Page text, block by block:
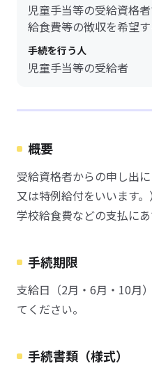
児童手当等の受給資格
給食費等の徴収を希望
手続を行う人
児童手当等の受給者
概要
受給資格者からの申し出
又は特例給付をいいます
学校給食費などの支払にあ
手続期限
支給日（2月・6月・10月
てください。
手続書類（様式）